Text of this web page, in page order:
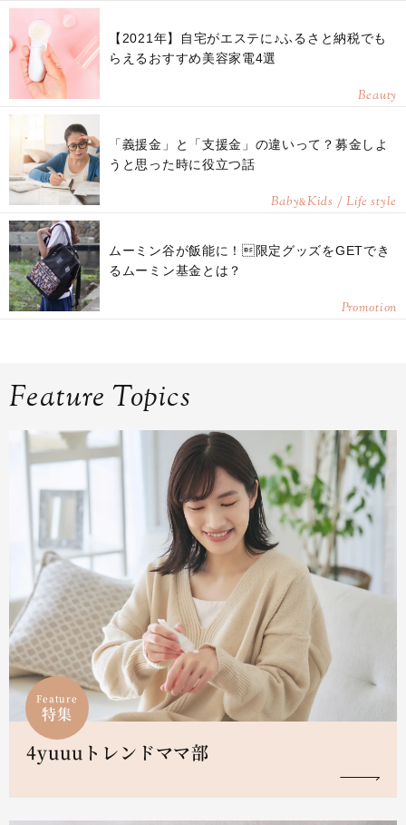
【2021年】自宅がエステに♪ふるさと納税でも
らえるおすすめ美容家電4選
Beauty
「義援金」と「支援金」の違いって？募金しよ
うと思った時に役立つ話
Baby&Kids / Life style
ムーミン谷が飯能に！限定グッズをGETでき
るムーミン基金とは？
Promotion
Feature Topics
Feature
特集
4yuuuトレンドママ部